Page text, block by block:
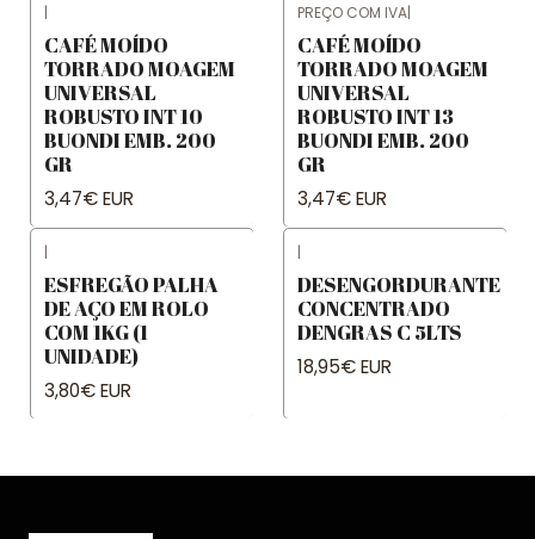
|
CAFÉ MOÍDO
TORRADO MOAGEM
UNIVERSAL
ROBUSTO INT 10
BUONDI EMB. 200
GR
3,47€ EUR
PREÇO COM IVA|
CAFÉ MOÍDO
TORRADO MOAGEM
UNIVERSAL
ROBUSTO INT 13
BUONDI EMB. 200
GR
3,47€ EUR
|
ESFREGÃO PALHA
DE AÇO EM ROLO
COM 1KG (1
UNIDADE)
3,80€ EUR
|
DESENGORDURANTE
CONCENTRADO
DENGRAS C 5LTS
18,95€ EUR